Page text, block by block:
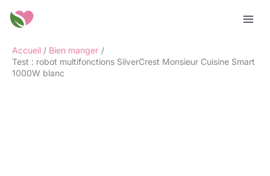
Accueil
Bien manger
Test : robot multifonctions SilverCrest Monsieur Cuisine Smart
1000W blanc